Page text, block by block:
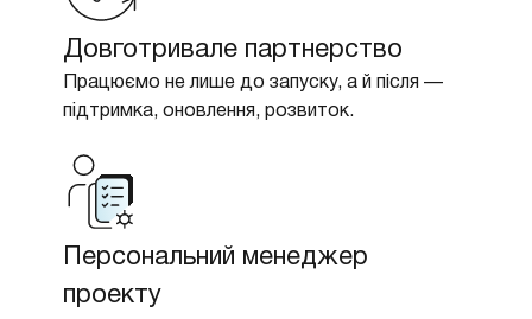
Довготривале партнерство
Працюємо не лише до запуску, а й після —
підтримка, оновлення, розвиток.
Персональний менеджер
проекту